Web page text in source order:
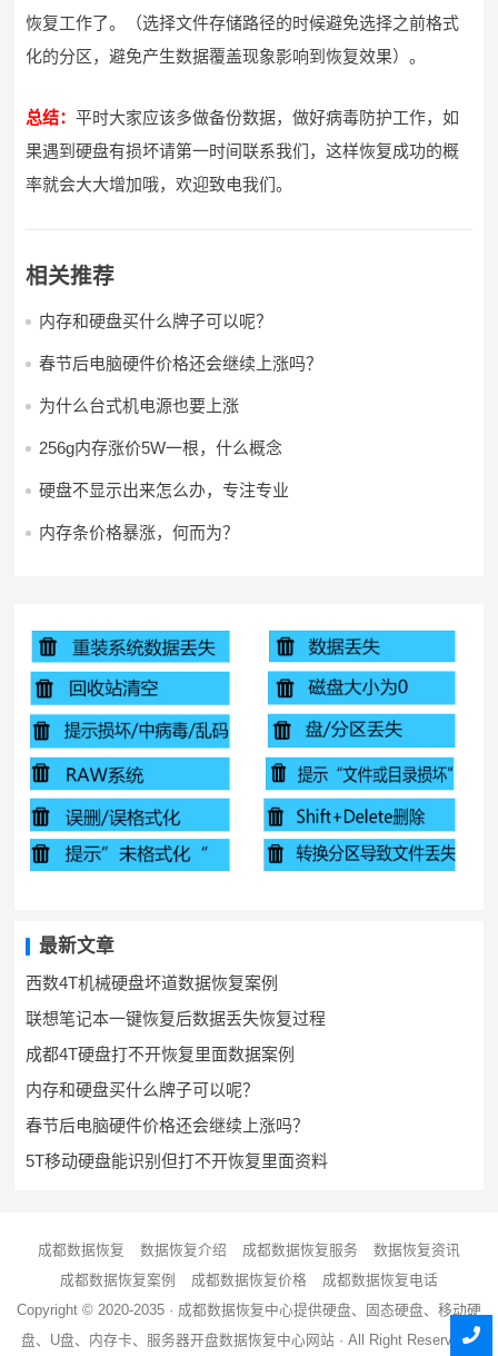
恢复工作了。（选择文件存储路径的时候避免选择之前格式
化的分区，避免产生数据覆盖现象影响到恢复效果）。
总结：平时大家应该多做备份数据，做好病毒防护工作，如
果遇到硬盘有损坏请第一时间联系我们，这样恢复成功的概
率就会大大增加哦，欢迎致电我们。
相关推荐
内存和硬盘买什么牌子可以呢？
春节后电脑硬件价格还会继续上涨吗？
为什么台式机电源也要上涨
256g内存涨价5W一根，什么概念
硬盘不显示出来怎么办，专注专业
内存条价格暴涨，何而为？
最新文章
西数4T机械硬盘坏道数据恢复案例
联想笔记本一键恢复后数据丢失恢复过程
成都4T硬盘打不开恢复里面数据案例
内存和硬盘买什么牌子可以呢？
春节后电脑硬件价格还会继续上涨吗？
5T移动硬盘能识别但打不开恢复里面资料
成都数据恢复 数据恢复介绍 成都数据恢复服务
数据恢复资讯
成都数据恢复案例
成都数据恢复价格
成都数据恢复电话
Copyright © 2020-2035 · 成都数据恢复中心提供硬盘、固态硬盘、移动硬
盘、U盘、内存卡、服务器开盘数据恢复中心网站 · All Right Reserved ·